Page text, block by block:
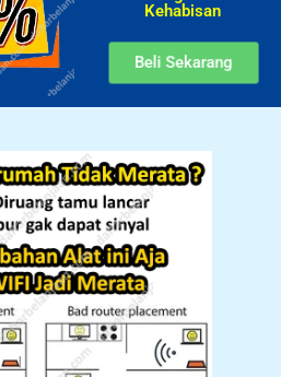
Kehabisan​
Beli Sekarang